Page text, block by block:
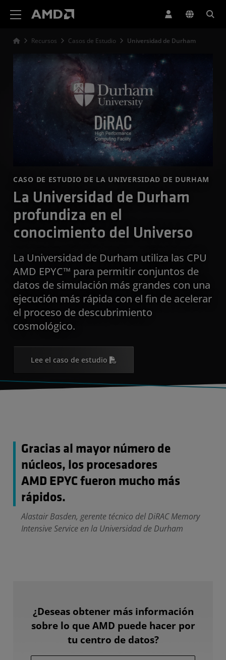
Recursos Casos de Estudio Universidad de Durham
CASO DE ESTUDIO DE LA UNIVERSIDAD DE DURHAM
La Universidad de Durham
profundiza en el
conocimiento del Universo
La Universidad de Durham utiliza las CPU
AMD EPYC™ para permitir conjuntos de
datos de simulación más grandes con una
ejecución más rápida con el fin de acelerar
el proceso de descubrimiento
cosmológico.
Lee el caso de estudio
Gracias al mayor número de
núcleos, los procesadores
AMD EPYC fueron mucho más
rápidos.
Alastair Basden, gerente técnico del DiRAC Memory
Intensive Service en la Universidad de Durham
¿Deseas obtener más información
sobre lo que AMD puede hacer por
tu centro de datos?